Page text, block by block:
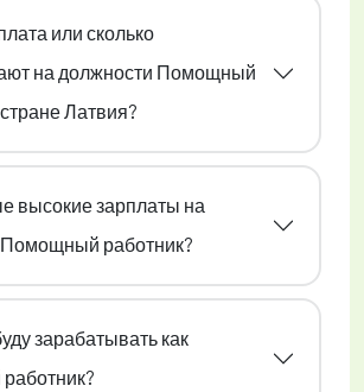
или сколько
на должности Помощный
Латвия?
высокие зарплаты на
работник?
зарабатывать как